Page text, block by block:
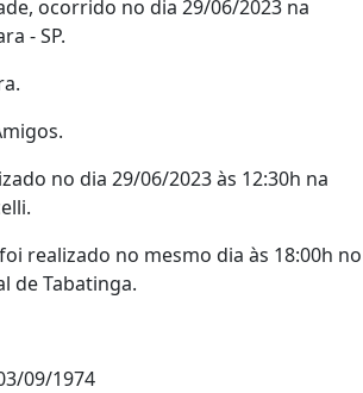
ocorrido no dia 29/06/2023 na
- SP.
no dia 29/06/2023 às 12:30h na
realizado no mesmo dia às 18:00h no
de Tabatinga.
09/1974